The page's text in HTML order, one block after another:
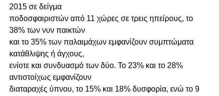
2015 σε δείγμα
ποδοσφαιριστών από 11 χώρες σε τρεις ηπείρους, το
38% των νυν παικτών
και το 35% των παλαιμάχων εμφανίζουν συμπτώματα
κατάθλιψης ή άγχους,
ενίοτε και συνδυασμό των δύο. Το 23% και το 28%
αντιστοίχως εμφανίζουν
διαταραχές ύπνου, το 15% και 18% δυσφορία, ενώ το 9